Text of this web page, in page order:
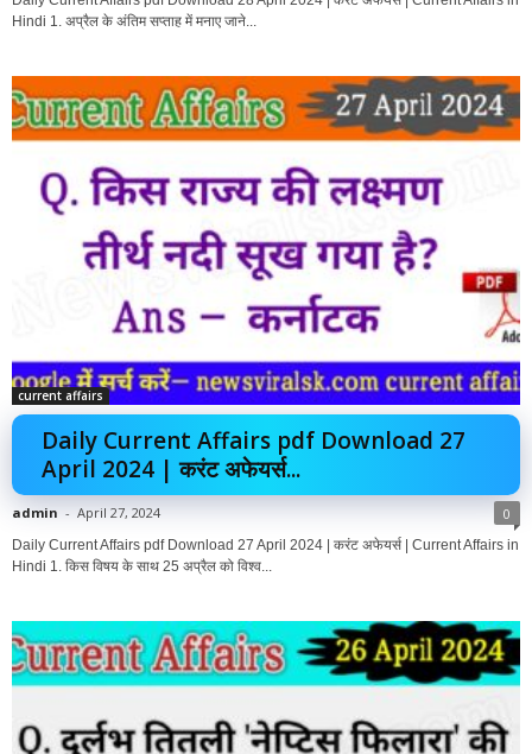
Hindi 1. अप्रैल के अंतिम सप्ताह में मनाए जाने...
current affairs
Daily Current Affairs pdf Download 27
April 2024 | करंट अफेयर्स...
admin - April 27, 2024 0
Daily Current Affairs pdf Download 27 April 2024 | करंट अफेयर्स | Current Affairs in
Hindi 1. किस विषय के साथ 25 अप्रैल को विश्व...